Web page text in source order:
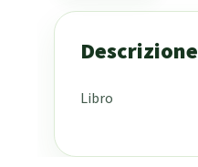
Descrizione
Libro